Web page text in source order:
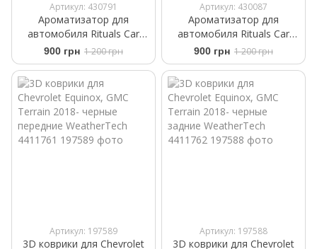
Артикул: 430791
Ароматизатор для
автомобиля Rituals ​Car
Perfume The Rituals Wild Fig
+2 Refills 6 ml
900 грн 1 200 грн
Артикул: 430087
Ароматизатор для
автомобиля Rituals ​Car
Perfume The Ritual Sakura
+2 refills 6ml
900 грн 1 200 грн
Артикул: 197589
3D коврики для Chevrolet
Артикул: 197588
3D коврики для Chevrolet